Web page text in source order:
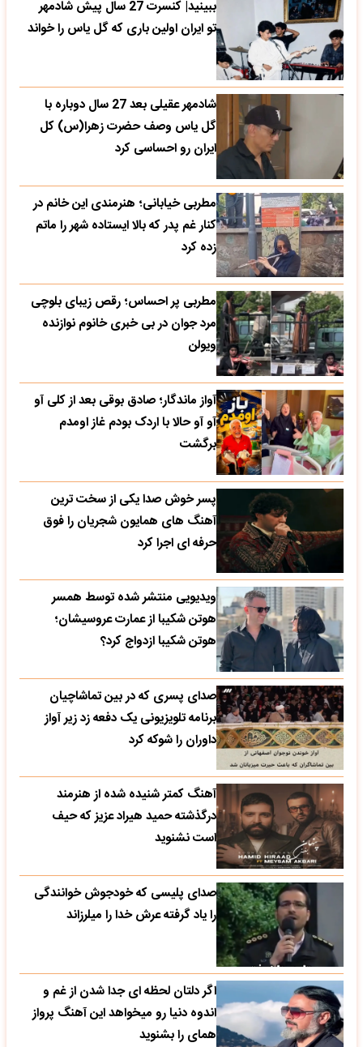
ببینید| کنسرت 27 سال پیش شادمهر
تو ایران اولین باری که گل یاس را خواند
شادمهر عقیلی بعد 27 سال دوباره با
گل یاس وصف حضرت زهرا(س) کل
ایران رو احساسی کرد
مطربی خیابانی؛ هنرمندی این خانم در
کنار غم پدر که بالا ایستاده شهر را ماتم
زده کرد
مطربی پر احساس؛ رقص زیبای بلوچی
مرد جوان در بی خبری خانوم نوازنده
ویولن
آواز ماندگار؛ صادق بوقی بعد از کلی آو
آو آو حالا با اردک بودم غاز اومدم
برگشت
پسر خوش صدا یکی از سخت ترین
آهنگ های همایون شجریان را فوق
حرفه ای اجرا کرد
ویدیویی منتشر شده توسط همسر
هوتن شکیبا از عمارت عروسیشان؛
هوتن شکیبا ازدواج کرد؟
صدای پسری که در بین تماشاچیان
برنامه تلویزیونی یک دفعه زد زیر آواز
داوران را شوکه کرد
آهنگ کمتر شنیده شده از هنرمند
درگذشته حمید هیراد عزیز که حیف
است نشنوید
صدای پلیسی که خودجوش خوانندگی
را یاد گرفته عرش خدا را میلرزاند
اگر دلتان لحظه ای جدا شدن از غم و
اندوه دنیا رو میخواهد این آهنگ پرواز
همای را بشنوید